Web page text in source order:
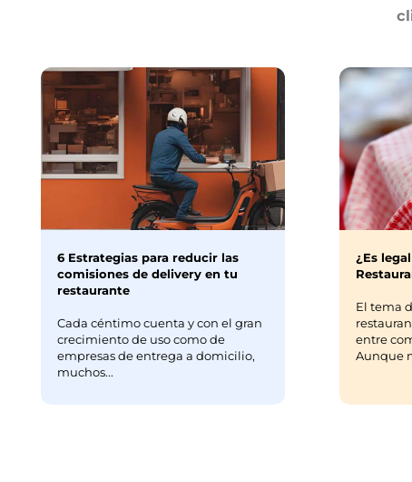
6 Estrategias para reducir las
comisiones de delivery en tu
restaurante
Cada céntimo cuenta y con el gran
crecimiento de uso como de
empresas de entrega a domicilio,
muchos...
¿Es
El tema
entre
Aunque